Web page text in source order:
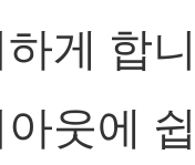
게 합
웃에